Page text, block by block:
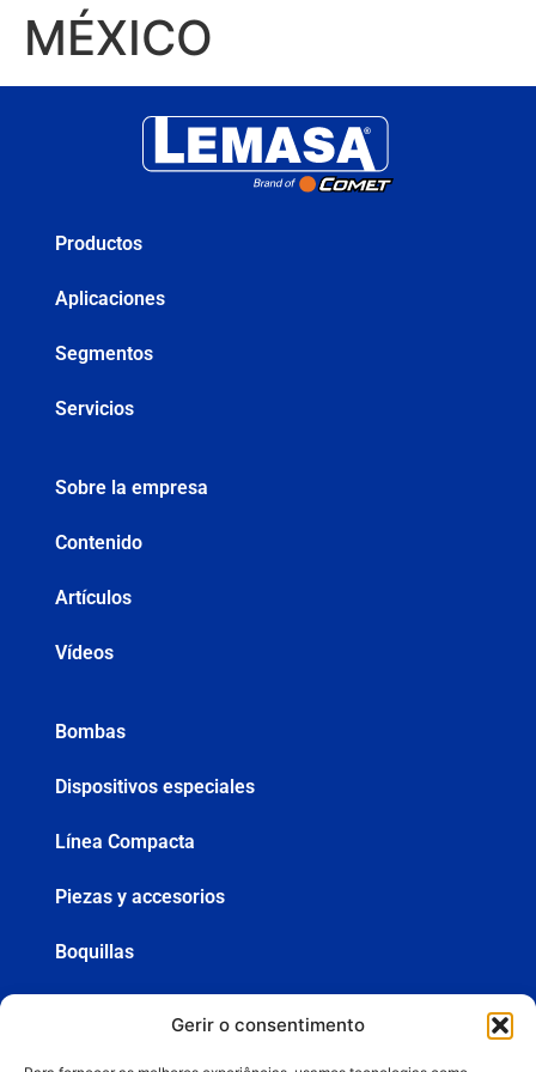
Gerir o consentimento
MÉXICO
Productos
Aplicaciones
Segmentos
Servicios
Sobre la empresa
Contenido
Artículos
Vídeos
Bombas
Dispositivos especiales
Línea Compacta
Piezas y accesorios
Boquillas
Pistolas